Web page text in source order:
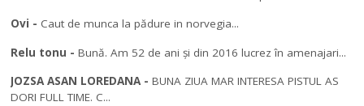
Ovi - Caut de munca la pădure in norvegia...
Relu tonu -Bună. Am 52 de ani și din 2016 lucrez în amenajari...
JOZSA ASAN LOREDANA-BUNA ZIUA MAR INTERESA PISTUL AS
DORI FULL TIME. C...